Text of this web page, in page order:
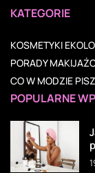
KATEGORIE
KOSMETYKI
PORADY
CO W MODZIE
POPULARNE